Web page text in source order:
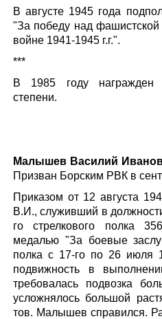
В августе 1945 года
"За победу над
войне 1941-1945 г.г.".
***
В 1985 году награжден
степени.
Малышев Василий
Призван Борским РВК в
Приказом от 12 августа
В.И., служивший в
го стрелкового полка
медалью "За боевые
полка с 17-го по 26 июля
подвижность в
требовалась подвозка
усложнялось большой
тов. Малышев справился.